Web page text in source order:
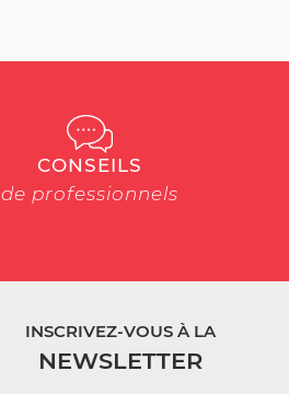
CONSEILS
de professionnels
INSCRIVEZ-VOUS À LA
NEWSLETTER